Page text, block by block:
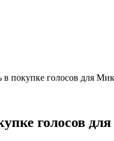
в покупке голосов для
голосов